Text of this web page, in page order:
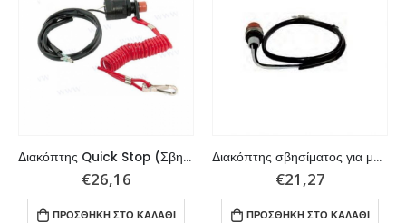
Διακόπτης Quick Stop (Σβηστήρι) για εξωλέμβιες μηχανές Yamaha
€26,16
ΠΡΟΣΘΉΚΗ ΣΤΟ ΚΑΛΆΘΙ
Διακόπτης σβησίματος για μηχανές Yamaha/ Mariner
€21,27
ΠΡΟΣΘΉΚΗ ΣΤΟ ΚΑΛΆΘΙ